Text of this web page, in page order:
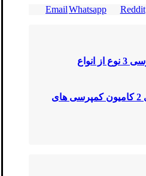
Reddit
Whatsapp
Email
کمپرسی سازی | و بررسی 3 نوع از انواع
اتاق کمپرسی | بررسی 2 کامیون کمپرسی های